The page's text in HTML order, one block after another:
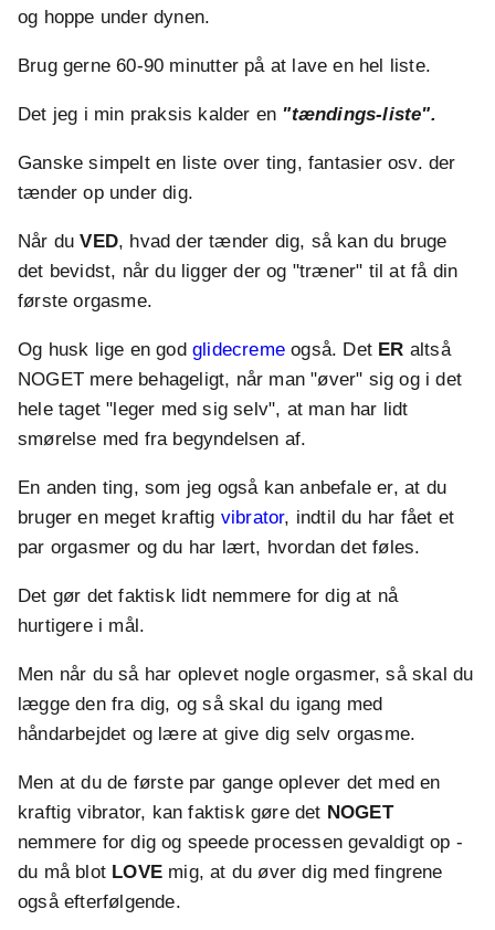
og hoppe under dynen.
Brug gerne 60-90 minutter på at lave en hel liste.
Det jeg i min praksis kalder en "tændings-liste".
Ganske simpelt en liste over ting, fantasier osv. der
tænder op under dig.
Når duVED, hvad der tænder dig, så kan du bruge
det bevidst, når du ligger der og "træner" til at få din
første orgasme.
Og husk lige en god glidecreme også. Det ER altså
NOGET mere behageligt, når man "øver" sig og i det
hele taget "leger med sig selv", at man har lidt
smørelse med fra begyndelsen af.
En anden ting, som jeg også kan anbefale er, at du
bruger en meget kraftig vibrator, indtil du har fået et
par orgasmer og du har lært, hvordan det føles.
Det gør det faktisk lidt nemmere for dig at nå
hurtigere i mål.
Men når du så har oplevet nogle orgasmer, så skal du
lægge den fra dig, og så skal du igang med
håndarbejdet og lære at give dig selv orgasme.
Men at du de første par gange oplever det med en
kraftig vibrator, kan faktisk gøre det NOGET
nemmere for dig og speede processen gevaldigt op -
du må blot LOVE mig, at du øver dig med fingrene
også efterfølgende.